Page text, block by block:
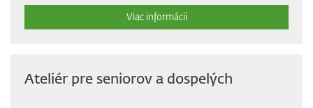
Viac informácii
Ateliér pre seniorov a dospelých